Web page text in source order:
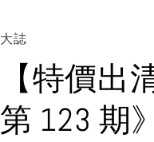
大誌
【特價出
第 123 期》